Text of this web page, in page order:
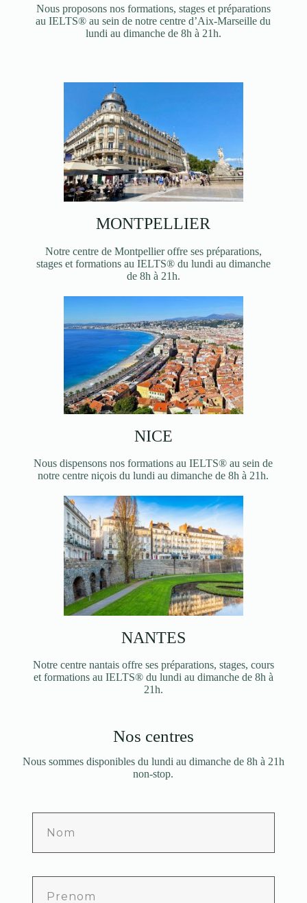
Nous proposons nos formations, stages et préparations
au IELTS® au sein de notre centre d’Aix-Marseille du
lundi au dimanche de 8h à 21h.
MONTPELLIER
Notre centre de Montpellier offre ses préparations,
stages et formations au IELTS® du lundi au dimanche
de 8h à 21h.
NICE
Nous dispensons nos formations au IELTS® au sein de
notre centre niçois du lundi au dimanche de 8h à 21h.
NANTES
Notre centre nantais offre ses préparations, stages, cours
et formations au IELTS® du lundi au dimanche de 8h à
21h.
Nos centres
Nous sommes disponibles du lundi au dimanche de 8h à 21h
non-stop.